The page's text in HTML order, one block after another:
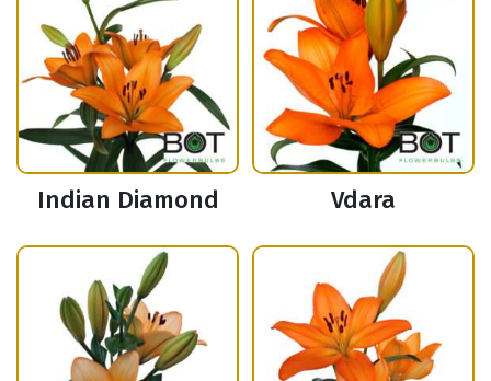
Indian Diamond Vdara